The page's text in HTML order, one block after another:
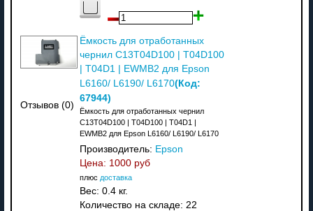
Отзывов (0)
Ёмкость для отработанных
чернил C13T04D100 | T04D100
| T04D1 | EWMB2 для Epson
L6160/ L6190/ L6170(Код:
67944)
Ёмкость для отработанных чернил
C13T04D100 | T04D100 | T04D1 |
EWMB2 для Epson L6160/ L6190/ L6170
Производитель: Epson
Цена: 1000 руб
плюс доставка
Вес: 0.4 кг.
Количество на складе: 22